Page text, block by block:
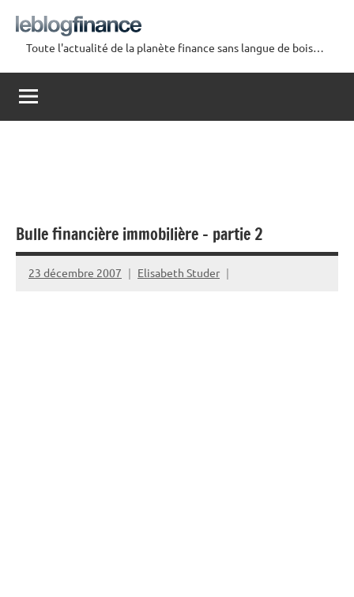
contenu
Le
Blog
Finance
Toute l'actualité de la planète finance sans langue de bois…
Bulle financière immobilière – partie 2
23 décembre 2007 Elisabeth Studer